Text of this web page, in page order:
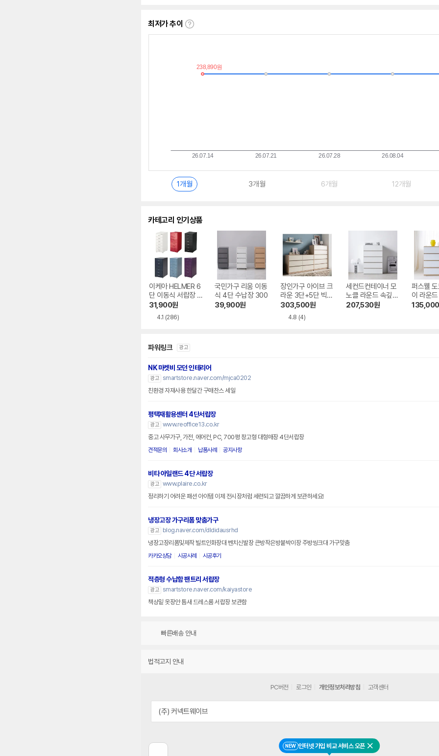
NEW 인터넷 가입 비교 서비스 오픈 닫기
최저가 추이
최
1개월 3개월 6개월 12개월
카테고리 인기상품
이케아 HELMER 6
단 이동식 서랍장 2
80
31,900원
4.1 (286)
국민가구 리움 이동
식 4단 수납장 300
39,900원
장인가구 아이브 크
라운 3단+5단 빅와
이드 서랍장세트A
2200
303,500원
4.8 (4)
세컨드컨테이너 모
노클 라운드 속깊은
5단 서랍장 800
207,530원
퍼스웰
이 라운
서랍장
135,000
파워링크 광고
NK 마켓비 모던 인테리어
광고 smartstore.naver.com/mjca0202
친환경 자재사용 한달간 구매찬스 세일
평택재활용센터 4단서랍장
광고 www.reoffice13.co.kr
중고 사무가구, 가전, 에어컨, PC, 700평 창고형 대형매장 4단서랍장
견적문의 회사소개 납품사례 공지사항
비타 아일랜드 4단 서랍장
광고 www.plaire.co.kr
정리하기 어려운 패션 아이템 이제 전시장처럼 세련되고 깔끔하게 보관하세요!
냉장고장 가구리폼 맞춤가구
광고
blog.naver.com/dldidausrhd
냉장고장리폼및제작 빌트인화장대 벤치신발장 큰방작은방붙박이장 주방씽크대 가구맞춤
카카오상담 시공사례 시공후기
적층형 수납함 팬트리 서랍장
광고 smartstore.naver.com/kaiyastore
책상밑 옷장안 틈새 드레스룸 서랍장 보관함
빠른배송 안내
법적고지 안내
PC버전 로그인 개인정보처리방침 고객센터
(주) 커넥트웨이브